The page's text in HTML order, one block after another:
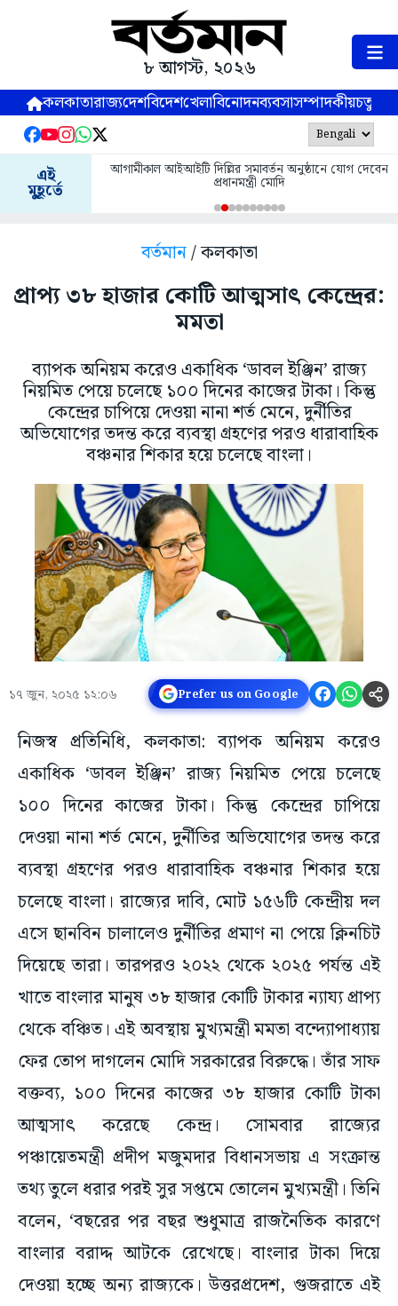
৮ আগস্ট, ২০২৬
কলকাতারাজ্যদেশবিদেশখেলাবিনোদনব্যবসাসম্পাদকীয়
এই
মুহূর্তে
আগামীকাল আইআইটি দিল্লির সমাবর্তন অনুষ্ঠানে যোগ দেবেন
প্রধানমন্ত্রী মোদি
বর্তমান/ কলকাতা
প্রাপ্য ৩৮ হাজার কোটি আত্মসাৎ কেন্দ্রের:
মমতা
ব্যাপক অনিয়ম করেও একাধিক ‘ডাবল ইঞ্জিন’ রাজ্য
নিয়মিত পেয়ে চলেছে ১০০ দিনের কাজের টাকা। কিন্তু
কেন্দ্রের চাপিয়ে দেওয়া নানা শর্ত মেনে, দুর্নীতির
অভিযোগের তদন্ত করে ব্যবস্থা গ্রহণের পরও ধারাবাহিক
বঞ্চনার শিকার হয়ে চলেছে বাংলা।
১৭ জুন, ২০২৫ ১২:০৬ Prefer us on Google
নিজস্ব প্রতিনিধি, কলকাতা: ব্যাপক অনিয়ম করেও
একাধিক ‘ডাবল ইঞ্জিন’ রাজ্য নিয়মিত পেয়ে চলেছে
১০০ দিনের কাজের টাকা। কিন্তু কেন্দ্রের চাপিয়ে
দেওয়া নানা শর্ত মেনে, দুর্নীতির অভিযোগের তদন্ত করে
ব্যবস্থা গ্রহণের পরও ধারাবাহিক বঞ্চনার শিকার হয়ে
চলেছে বাংলা। রাজ্যের দাবি, মোট ১৫৬টি কেন্দ্রীয় দল
এসে ছানবিন চালালেও দুর্নীতির প্রমাণ না পেয়ে ক্লিনচিট
দিয়েছে তারা। তারপরও ২০২২ থেকে ২০২৫ পর্যন্ত এই
খাতে বাংলার মানুষ ৩৮ হাজার কোটি টাকার ন্যায্য প্রাপ্য
থেকে বঞ্চিত। এই অবস্থায় মুখ্যমন্ত্রী মমতা বন্দ্যোপাধ্যায়
ফের তোপ দাগলেন মোদি সরকারের বিরুদ্ধে। তাঁর সাফ
বক্তব্য, ১০০ দিনের কাজের ৩৮ হাজার কোটি টাকা
আত্মসাৎ করেছে কেন্দ্র। সোমবার রাজ্যের
পঞ্চায়েতমন্ত্রী প্রদীপ মজুমদার বিধানসভায় এ সংক্রান্ত
তথ্য তুলে ধরার পরই সুর সপ্তমে তোলেন মুখ্যমন্ত্রী। তিনি
বলেন, ‘বছরের পর বছর শুধুমাত্র রাজনৈতিক কারণে
বাংলার বরাদ্দ আটকে রেখেছে। বাংলার টাকা দিয়ে
দেওয়া হচ্ছে অন্য রাজ্যকে। উত্তরপ্রদেশ, গুজরাতে এই